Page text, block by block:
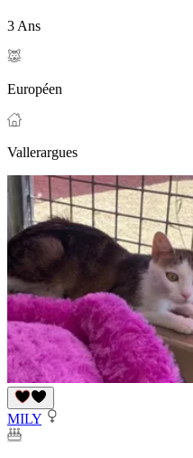
3 Ans
Européen
Vallerargues
MILY